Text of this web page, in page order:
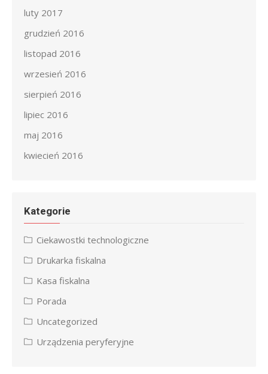
luty 2017
grudzień 2016
listopad 2016
wrzesień 2016
sierpień 2016
lipiec 2016
maj 2016
kwiecień 2016
Kategorie
Ciekawostki technologiczne
Drukarka fiskalna
Kasa fiskalna
Porada
Uncategorized
Urządzenia peryferyjne